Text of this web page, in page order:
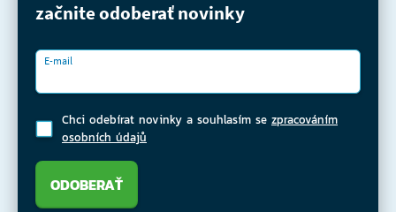
začnite odoberať novinky
E-mail
Chci odebírat novinky a souhlasím se zpracováním
osobních údajů
ODOBERAŤ